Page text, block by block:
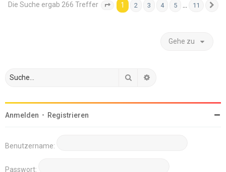
Die Suche ergab 266 Treffer Seite 1 von 11
1 2 3 4 5 … 11
Gehe zu
Suche
Anmelden • Registrieren
Benutzername:
Passwort: